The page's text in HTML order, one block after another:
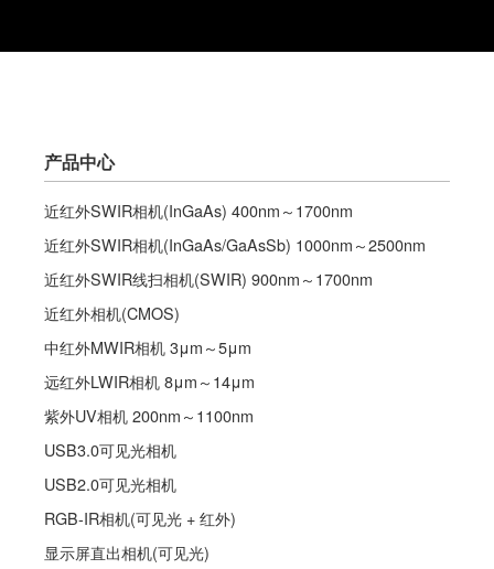
产品中心
近红外SWIR相机(InGaAs) 400nm～1700nm
近红外SWIR相机(InGaAs/GaAsSb) 1000nm～2500nm
近红外SWIR线扫相机(SWIR) 900nm～1700nm
近红外相机(CMOS)
中红外MWIR相机 3μm～5μm
远红外LWIR相机 8μm～14μm
紫外UV相机 200nm～1100nm
USB3.0可见光相机
USB2.0可见光相机
RGB-IR相机(可见光 + 红外)
显示屏直出相机(可见光)